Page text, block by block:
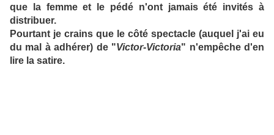
que la femme et le pédé n'ont jamais été invités à
distribuer.
Pourtant je crains que le côté spectacle (auquel j'ai eu
du mal à adhérer) de "Victor-Victoria" n'empêche d'en
lire la satire.